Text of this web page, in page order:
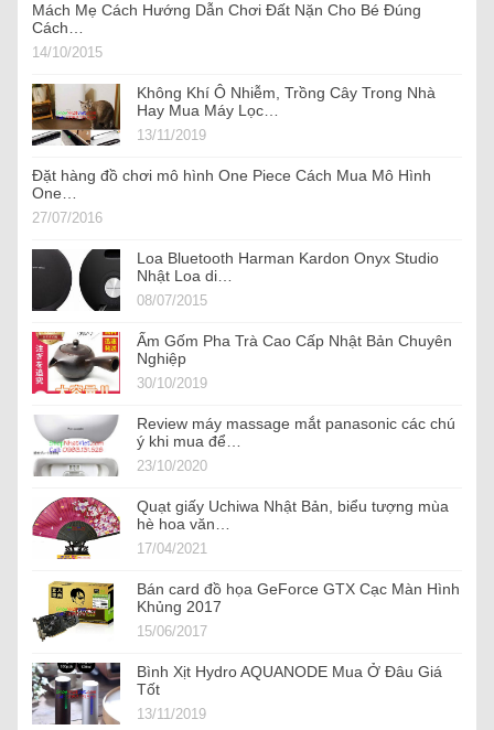
Mách Mẹ Cách Hướng Dẫn Chơi Đất Nặn Cho Bé Đúng
Cách…
14/10/2015
Không Khí Ô Nhiễm, Trồng Cây Trong Nhà
Hay Mua Máy Lọc…
13/11/2019
Đặt hàng đồ chơi mô hình One Piece Cách Mua Mô Hình
One…
27/07/2016
Loa Bluetooth Harman Kardon Onyx Studio
Nhật Loa di…
08/07/2015
Ấm Gốm Pha Trà Cao Cấp Nhật Bản Chuyên
Nghiệp
30/10/2019
Review máy massage mắt panasonic các chú
ý khi mua để…
23/10/2020
Quạt giấy Uchiwa Nhật Bản, biểu tượng mùa
hè hoa văn…
17/04/2021
Bán card đồ họa GeForce GTX Cạc Màn Hình
Khủng 2017
15/06/2017
Bình Xịt Hydro AQUANODE Mua Ở Đâu Giá
Tốt
13/11/2019